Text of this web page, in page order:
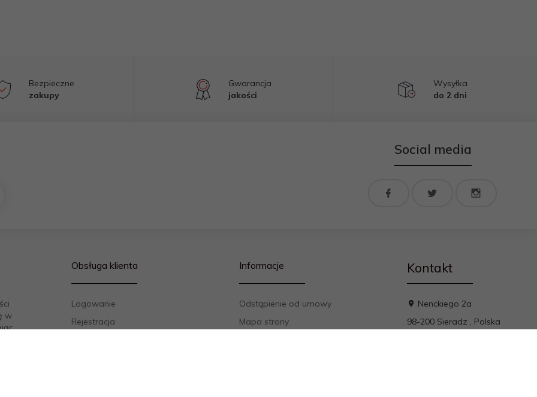
Bezpieczne
zakupy
Gwarancja
jakości
Wysyłka
do 2 dni
Social media
Obsługa klienta
Logowanie
Rejestracja
Informacje
Odstąpienie od umowy
Mapa strony
w
Kontakt
Nenckiego 2a
98-200 Sieradz , Polska